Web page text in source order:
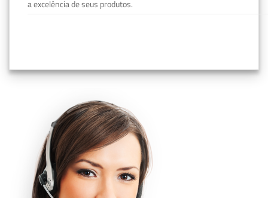
a excelência de seus produtos.